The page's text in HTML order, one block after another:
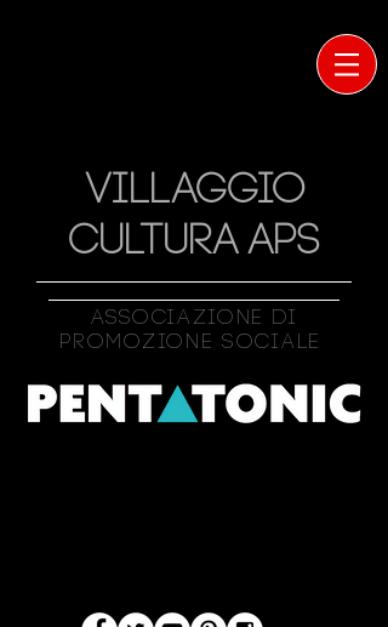
VILLAGGIO
CULTURA APS
Associazione Di
Promozione Sociale